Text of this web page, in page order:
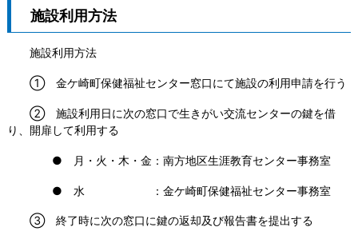
施設利用方法
施設利用方法
① 金ケ崎町保健福祉センター窓口にて施設の利用申請を行う
② 施設利用日に次の窓口で生きがい交流センターの鍵を借
り、開扉して利用する
● 月・火・木・金：南方地区生涯教育センター事務室
● 水 ：金ケ崎町保健福祉センター事務室
③ 終了時に次の窓口に鍵の返却及び報告書を提出する